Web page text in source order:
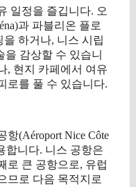
일정을 즐깁니다. 오
과 파블리온 플로
을 하거나, 니스 시립
감상할 수 있습니
, 현지 카페에서 여유
로를 풀 수 있습니다.
(Aéroport Nice Côte
합니다. 니스 공항은
로 큰 공항으로, 유럽
므로 다음 목적지로